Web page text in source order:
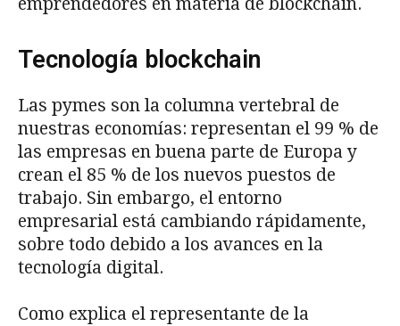
emprendedores en materia de blockchain.
Tecnología blockchain
Las pymes son la columna vertebral de
nuestras economías: representan el 99 % de
las empresas en buena parte de Europa y
crean el 85 % de los nuevos puestos de
trabajo. Sin embargo, el entorno
empresarial está cambiando rápidamente,
sobre todo debido a los avances en la
tecnología digital.
Como explica el representante de la